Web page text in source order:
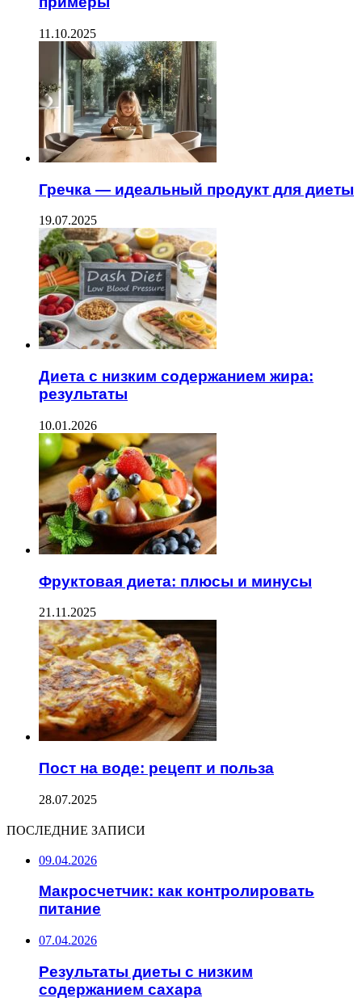
11.10.2025
Гречка — идеальный продукт для диеты
19.07.2025
Диета с низким содержанием жира:
результаты
10.01.2026
Фруктовая диета: плюсы и минусы
21.11.2025
Пост на воде: рецепт и польза
28.07.2025
ПОСЛЕДНИЕ ЗАПИСИ
09.04.2026
Макросчетчик: как контролировать
питание
07.04.2026
Результаты диеты с низким
содержанием сахара